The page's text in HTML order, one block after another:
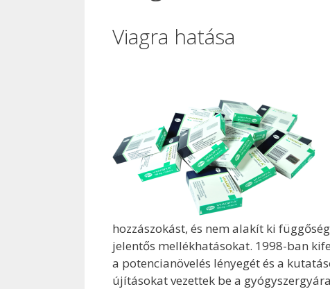
Viagra hatása
hozzászokást, és nem alakít ki
jelentős mellékhatásokat. 1998-ban
a potencianövelés lényegét és a
újításokat vezettek be a